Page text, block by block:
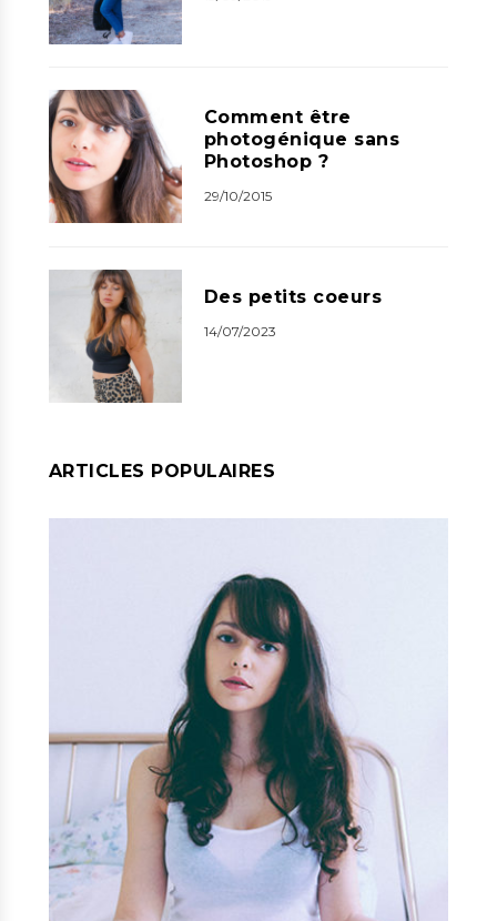
Comment être
photogénique sans
Photoshop ?
29/10/2015
Des petits coeurs
14/07/2023
ARTICLES POPULAIRES